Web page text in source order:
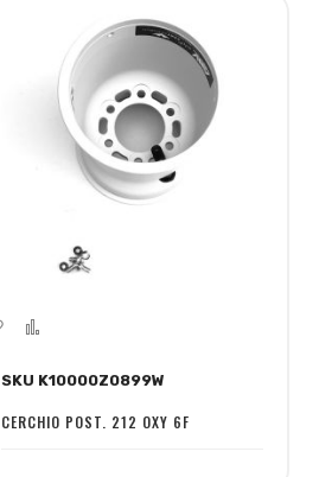
Aggiungi
lista
desideri
confronto
SKU K10000Z0899W
CERCHIO POST. 212 OXY 6F